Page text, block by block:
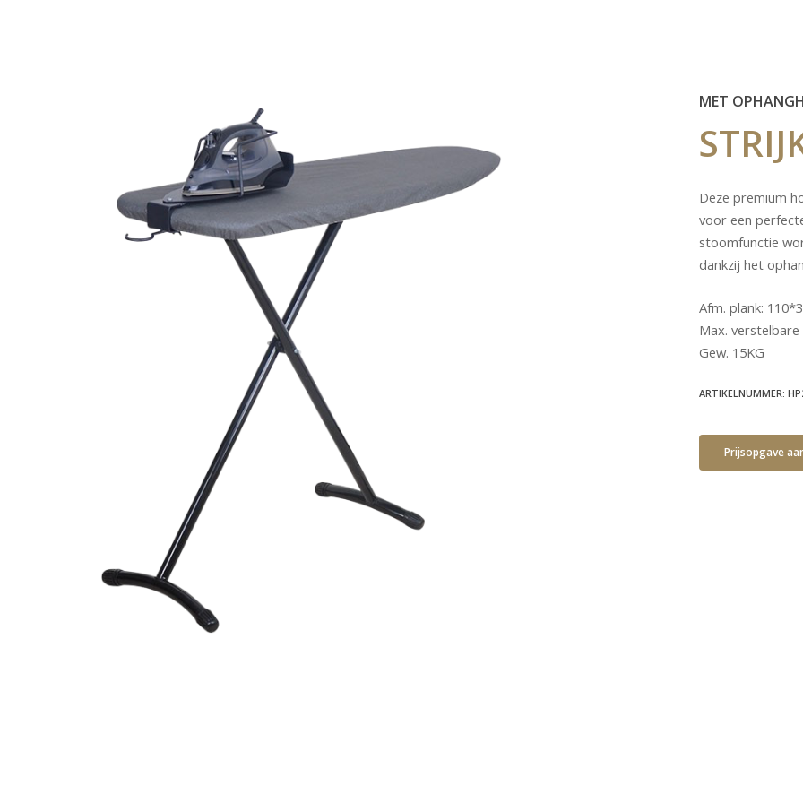
MET
Deze premium
voor een
stoomfunctie
dankzij het
Afm. plank:
Max.
Gew. 15KG
ARTIKELNUMMER:
Prijsopgave